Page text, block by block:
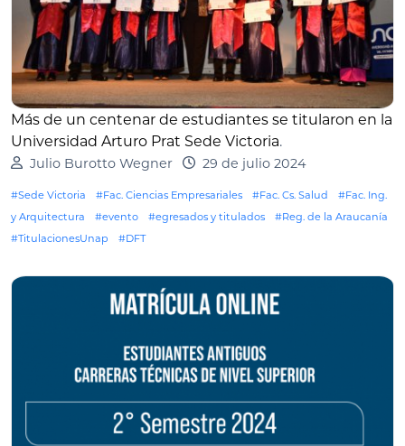
Más de un centenar de estudiantes se titularon en la
Universidad Arturo Prat Sede Victoria.
Julio Burotto Wegner 29 de julio 2024
#Sede Victoria #Fac. Ciencias Empresariales #Fac. Cs. Salud
#Fac. Ing.
y Arquitectura
#evento #egresados y titulados
#Reg. de la Araucanía
#TitulacionesUnap
#DFT